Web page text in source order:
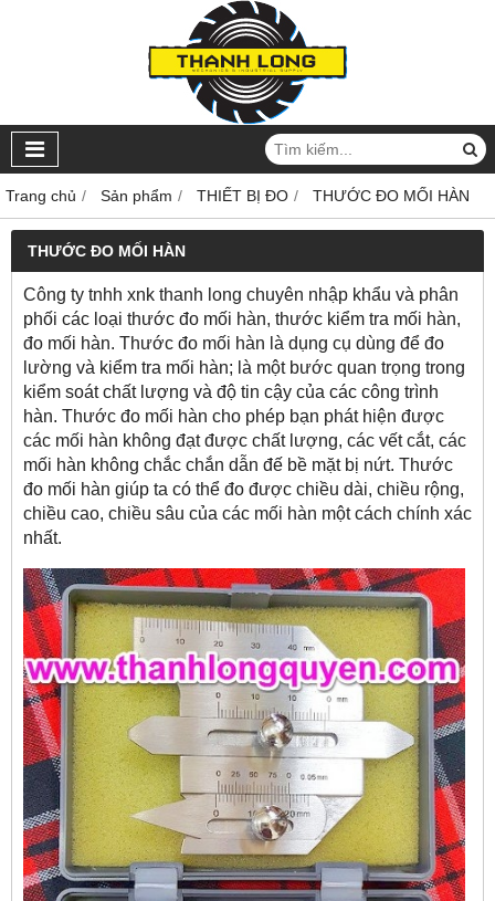
Trang chủ Sản phẩm THIẾT BỊ ĐO THƯỚC ĐO MỐI HÀN
THƯỚC ĐO MỐI HÀN
Công ty tnhh xnk thanh long chuyên nhập khẩu và phân
phối các loại thước đo mối hàn, thước kiểm tra mối hàn,
đo mối hàn. Thước đo mối hàn là dụng cụ dùng để đo
lường và kiểm tra mối hàn; là một bước quan trọng trong
kiểm soát chất lượng và độ tin cậy của các công trình
hàn. Thước đo mối hàn cho phép bạn phát hiện được
các mối hàn không đạt được chất lượng, các vết cắt, các
mối hàn không chắc chắn dẫn đế bề mặt bị nứt. Thước
đo mối hàn giúp ta có thể đo được chiều dài, chiều rộng,
chiều cao, chiều sâu của các mối hàn một cách chính xác
nhất.